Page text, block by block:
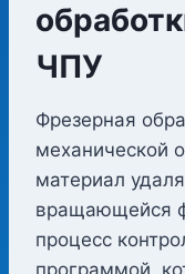
ЧПУ
Фрезерная
механической
материал
вращающейся
процесс